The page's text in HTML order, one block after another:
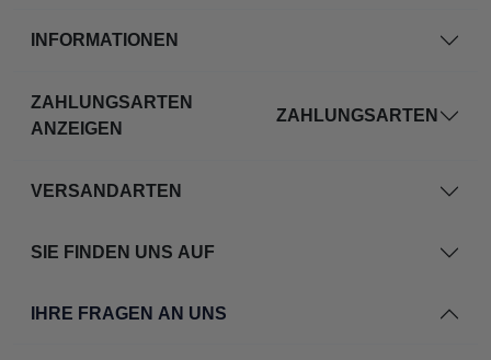
INFORMATIONEN
ZAHLUNGSARTEN
ANZEIGEN
ZAHLUNGSARTEN
VERSANDARTEN
SIE FINDEN UNS AUF
IHRE FRAGEN AN UNS